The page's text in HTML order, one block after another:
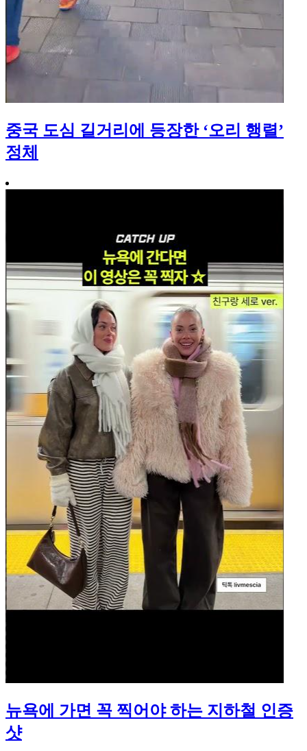
중국 도심 길거리에 등장한 ‘오리 행렬’
정체
뉴욕에 가면 꼭 찍어야 하는 지하철 인증
샷